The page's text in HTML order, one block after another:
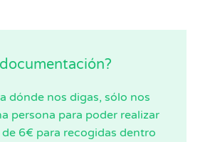
dónde nos digas, sólo nos
persona para poder realizar
6€ para recogidas dentro